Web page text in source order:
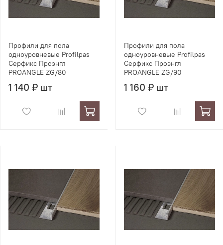
Профили для пола
одноуровневые Profilpas
Серфикс Проэнгл
PROANGLE ZG/80
1 140 ₽ шт
Профили для пола
одноуровневые Profilpas
Серфикс Проэнгл
PROANGLE ZG/90
1 160 ₽ шт